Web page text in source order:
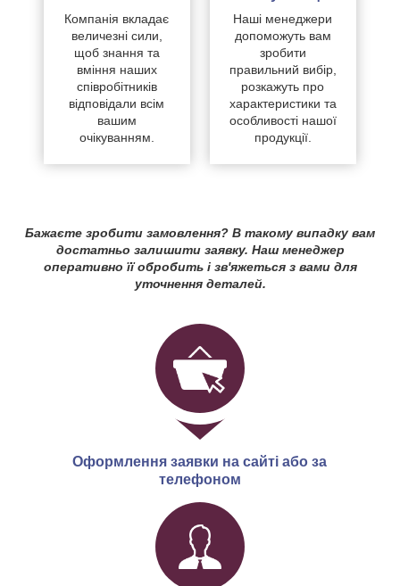
Компанія вкладає
величезні сили,
щоб знання та
вміння наших
співробітників
відповідали всім
вашим
очікуванням.
Наші менеджери
допоможуть вам
зробити
правильний вибір,
розкажуть про
характеристики та
особливості нашої
продукції.
Бажаєте зробити замовлення? В такому випадку вам
достатньо залишити заявку. Наш менеджер
оперативно її обробить і зв'яжеться з вами для
уточнення деталей.
Оформлення заявки на сайті або за
телефоном